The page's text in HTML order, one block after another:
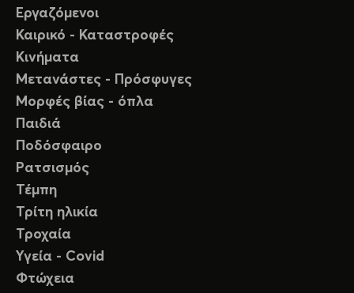
Εργαζόμενοι
Καιρικό - Καταστροφές
Κινήματα
Μετανάστες - Πρόσφυγες
Μορφές βίας - όπλα
Παιδιά
Ποδόσφαιρο
Ρατσισμός
Τέμπη
Τρίτη ηλικία
Τροχαία
Υγεία - Covid
Φτώχεια